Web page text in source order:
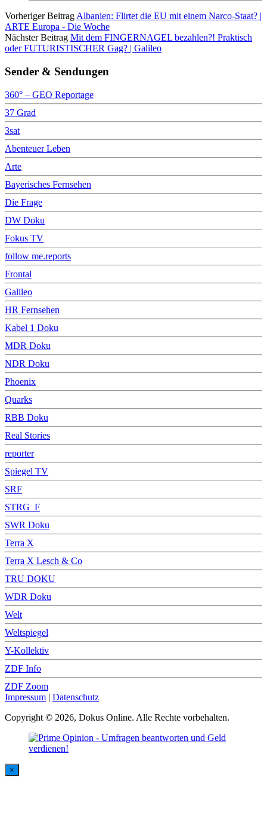
Vorheriger Beitrag Albanien: Flirtet die EU mit einem Narco-Staat? |
ARTE Europa - Die Woche
Nächster Beitrag Mit dem FINGERNAGEL bezahlen?! Praktisch
oder FUTURISTISCHER Gag? | Galileo
Sender & Sendungen
360° – GEO Reportage
37 Grad
3sat
Abenteuer Leben
Arte
Bayerisches Fernsehen
Die Frage
DW Doku
Fokus TV
follow me.reports
Frontal
Galileo
HR Fernsehen
Kabel 1 Doku
MDR Doku
NDR Doku
Phoenix
Quarks
RBB Doku
Real Stories
reporter
Spiegel TV
SRF
STRG_F
SWR Doku
Terra X
Terra X Lesch & Co
TRU DOKU
WDR Doku
Welt
Weltspiegel
Y-Kollektiv
ZDF Info
ZDF Zoom
Impressum | Datenschutz
Copyright © 2026, Dokus Online. Alle Rechte vorbehalten.
×